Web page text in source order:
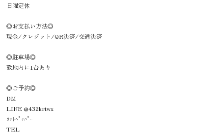
日曜定休
◎お支払い方法◎
現金/クレジット/QR決済/交通決済
◎駐車場◎
敷地内に1台あり
◎ご予約◎
DM
LINE @432krtwx
ﾎｯﾄﾍﾟｯﾊﾟｰ
TEL